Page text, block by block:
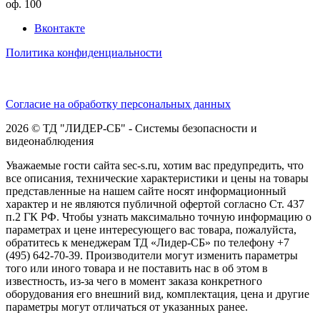
оф. 100
Вконтакте
Политика конфиденциальности
Согласие на обработку персональных данных
2026 © ТД "ЛИДЕР-СБ" - Системы безопасности и
видеонаблюдения
Уважаемые гости сайта sec-s.ru, хотим вас предупредить, что
все описания, технические характеристики и цены на товары
представленные на нашем сайте носят информационный
характер и не являются публичной офертой согласно Ст. 437
п.2 ГК РФ. Чтобы узнать максимально точную информацию о
параметрах и цене интересующего вас товара, пожалуйста,
обратитесь к менеджерам ТД «Лидер-СБ» по телефону +7
(495) 642-70-39. Производители могут изменить параметры
того или иного товара и не поставить нас в об этом в
известность, из-за чего в момент заказа конкретного
оборудования его внешний вид, комплектация, цена и другие
параметры могут отличаться от указанных ранее.